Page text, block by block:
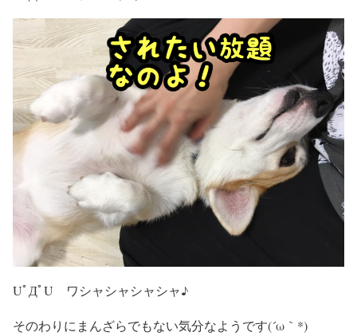
UﾟДﾟU ワシャシャシャシャ♪
そのわりにまんざらでもない気分なようです(´ω｀*)